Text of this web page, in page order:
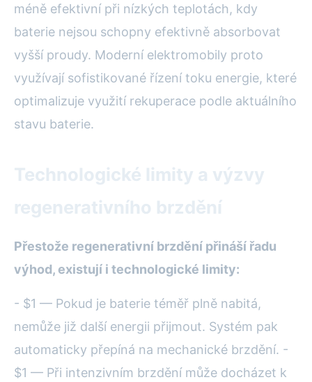
méně efektivní při nízkých teplotách, kdy
baterie nejsou schopny efektivně absorbovat
vyšší proudy. Moderní elektromobily proto
využívají sofistikované řízení toku energie, které
optimalizuje využití rekuperace podle aktuálního
stavu baterie.
Technologické limity a výzvy
regenerativního brzdění
Přestože regenerativní brzdění přináší řadu
výhod, existují i technologické limity:
- $1 — Pokud je baterie téměř plně nabitá,
nemůže již další energii přijmout. Systém pak
automaticky přepíná na mechanické brzdění. -
$1 — Při intenzivním brzdění může docházet k